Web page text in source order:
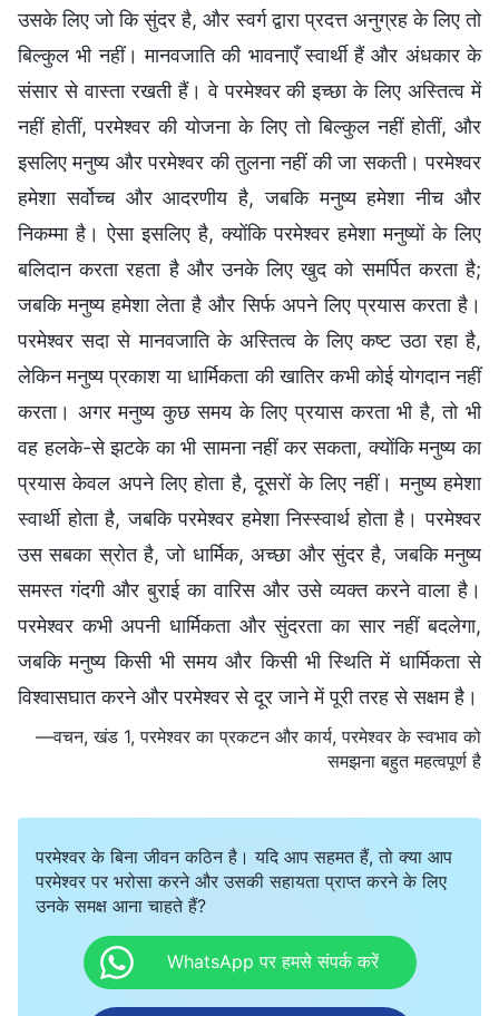
उसके लिए जो कि सुंदर है, और स्वर्ग द्वारा प्रदत्त अनुग्रह के लिए तो
बिल्कुल भी नहीं। मानवजाति की भावनाएँ स्वार्थी हैं और अंधकार के
संसार से वास्ता रखती हैं। वे परमेश्वर की इच्छा के लिए अस्तित्व में
नहीं होतीं, परमेश्वर की योजना के लिए तो बिल्कुल नहीं होतीं, और
इसलिए मनुष्य और परमेश्वर की तुलना नहीं की जा सकती। परमेश्वर
हमेशा सर्वोच्च और आदरणीय है, जबकि मनुष्य हमेशा नीच और
निकम्मा है। ऐसा इसलिए है, क्योंकि परमेश्वर हमेशा मनुष्यों के लिए
बलिदान करता रहता है और उनके लिए खुद को समर्पित करता है;
जबकि मनुष्य हमेशा लेता है और सिर्फ अपने लिए प्रयास करता है।
परमेश्वर सदा से मानवजाति के अस्तित्व के लिए कष्ट उठा रहा है,
लेकिन मनुष्य प्रकाश या धार्मिकता की खातिर कभी कोई योगदान नहीं
करता। अगर मनुष्य कुछ समय के लिए प्रयास करता भी है, तो भी
वह हलके-से झटके का भी सामना नहीं कर सकता, क्योंकि मनुष्य का
प्रयास केवल अपने लिए होता है, दूसरों के लिए नहीं। मनुष्य हमेशा
स्वार्थी होता है, जबकि परमेश्वर हमेशा निस्स्वार्थ होता है। परमेश्वर
उस सबका स्रोत है, जो धार्मिक, अच्छा और सुंदर है, जबकि मनुष्य
समस्त गंदगी और बुराई का वारिस और उसे व्यक्त करने वाला है।
परमेश्वर कभी अपनी धार्मिकता और सुंदरता का सार नहीं बदलेगा,
जबकि मनुष्य किसी भी समय और किसी भी स्थिति में धार्मिकता से
विश्वासघात करने और परमेश्वर से दूर जाने में पूरी तरह से सक्षम है।
—वचन, खंड 1, परमेश्वर का प्रकटन और कार्य, परमेश्वर के स्वभाव को
समझना बहुत महत्वपूर्ण है
परमेश्वर के बिना जीवन कठिन है। यदि आप सहमत हैं, तो क्या आप
परमेश्वर पर भरोसा करने और उसकी सहायता प्राप्त करने के लिए
उनके समक्ष आना चाहते हैं?
WhatsApp पर हमसे संपर्क करें